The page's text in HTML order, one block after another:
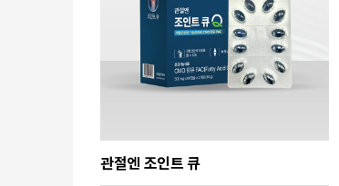
관절엔 조인트 큐